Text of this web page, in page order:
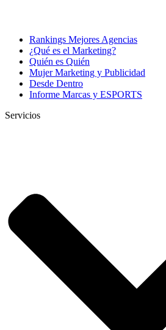
Rankings Mejores Agencias
¿Qué es el Marketing?
Quién es Quién
Mujer Marketing y Publicidad
Desde Dentro
Informe Marcas y ESPORTS
Servicios